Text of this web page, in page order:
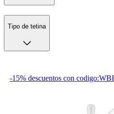
Tipo de tetina
-15% descuentos con